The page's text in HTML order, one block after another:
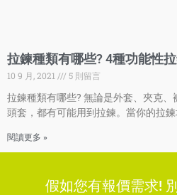
拉鍊種類有哪些? 4種功能性
10 9 月, 2021
5 則留言
拉鍊種類有哪些? 無論是外套、夾克
頭套，都有可能用到拉鍊。當你的拉
閱讀更多 »
假如您有報價需求!